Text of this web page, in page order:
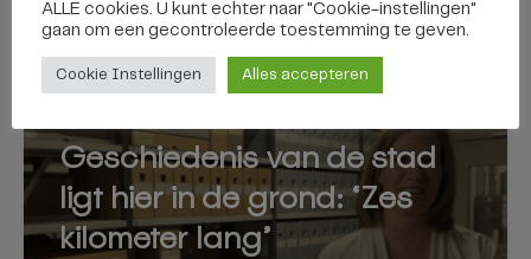
Geschiedenis van de stad
ligt hier in de grond: ‘Zes
kilometer lang’
ALLE cookies. U kunt echter naar "Cookie-instellingen"
gaan om een ​​gecontroleerde toestemming te geven.
Cookie Instellingen Alles accepteren